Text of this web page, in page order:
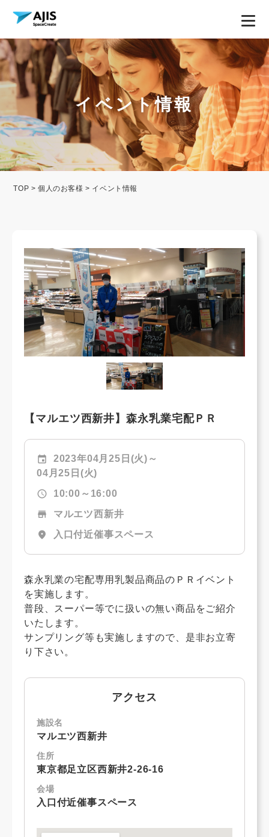
イベント情報
TOP >個人のお客様 > イベント情報
【マルエツ西新井】森永乳業宅配ＰＲ
event
2023年04月25日(火)～
04月25日(火)
schedule 10:00～16:00
store マルエツ西新井
location_on 入口付近催事スペース
森永乳業の宅配専用乳製品商品のＰＲイベント
を実施します。
普段、スーパー等でに扱いの無い商品をご紹介
いたします。
サンプリング等も実施しますので、是非お立寄
り下さい。
アクセス
施設名
マルエツ西新井
住所
東京都足立区西新井2-26-16
会場
入口付近催事スペース